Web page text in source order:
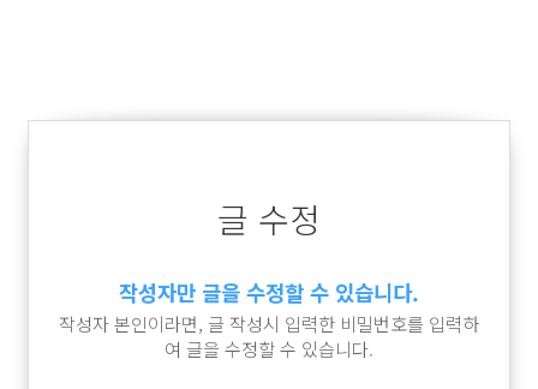
글 수정
작성자만 글을 수정할 수 있습니다.
작성자 본인이라면, 글 작성시 입력한 비밀번호를 입력하
여 글을 수정할 수 있습니다.